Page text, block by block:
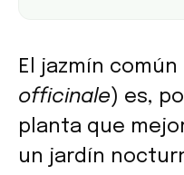
El jazmín común
officinale) es,
planta que
un jardín